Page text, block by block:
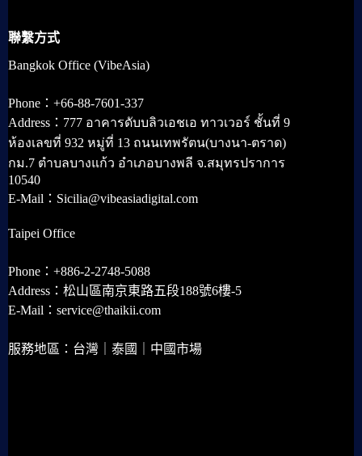
聯繫方式
Bangkok Office (VibeAsia)
Phone：+66-88-7601-337
Address：777 อาคารดับบลิวเอชเอ ทาวเวอร์ ชั้นที่ 9
ห้องเลขที่ 932 หมู่ที่ 13 ถนนเทพรัตน(บางนา-ตราด)
กม.7 ตำบลบางแก้ว อำเภอบางพลี จ.สมุทรปราการ
10540
E-Mail：Sicilia@vibeasiadigital.com
Taipei Office
Phone：+886-2-2748-5088
Address：松山區南京東路五段188號6樓-5
E-Mail：service@thaikii.com
服務地區：台灣｜泰國｜中國市場